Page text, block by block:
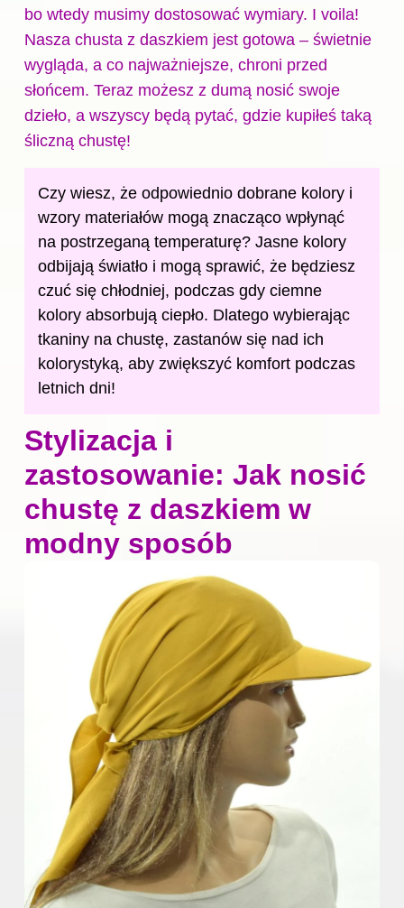
bo wtedy musimy dostosować wymiary. I voila!
Nasza chusta z daszkiem jest gotowa – świetnie
wygląda, a co najważniejsze, chroni przed
słońcem. Teraz możesz z dumą nosić swoje
dzieło, a wszyscy będą pytać, gdzie kupiłeś taką
śliczną chustę!
Czy wiesz, że odpowiednio dobrane kolory i
wzory materiałów mogą znacząco wpłynąć
na postrzeganą temperaturę? Jasne kolory
odbijają światło i mogą sprawić, że będziesz
czuć się chłodniej, podczas gdy ciemne
kolory absorbują ciepło. Dlatego wybierając
tkaniny na chustę, zastanów się nad ich
kolorystyką, aby zwiększyć komfort podczas
letnich dni!
Stylizacja i
zastosowanie: Jak nosić
chustę z daszkiem w
modny sposób